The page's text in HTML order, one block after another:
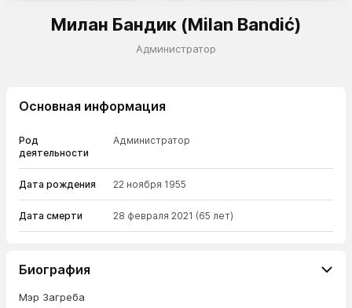
Милан Бандик (Milan Bandić)
Администратор
Основная информация
Род
деятельности
Администратор
Дата рождения 22 ноября 1955
Дата смерти 28 февраля 2021 (65 лет)
Биография
Мэр Загреба